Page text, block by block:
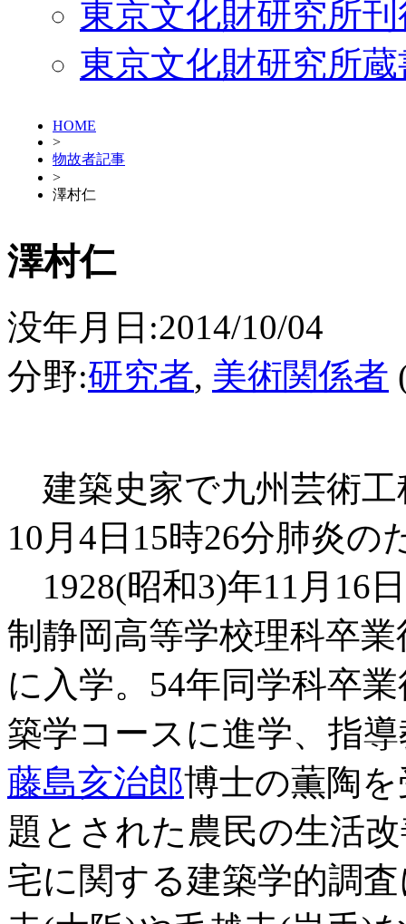
東京文化財研究所
東京文化財研究所
HOME
>
物故者記事
>
澤村仁
澤村仁
没年月日:2014/10/04
分野:研究者, 美術関係者
建築史家で九州芸術工
10月4日15時26分肺炎の
1928(昭和3)年11月16
制静岡高等学校理科卒
に入学。54年同学科卒
築学コースに進学、指
藤島亥治郎博士の薫陶
題とされた農民の生活
宅に関する建築学的調